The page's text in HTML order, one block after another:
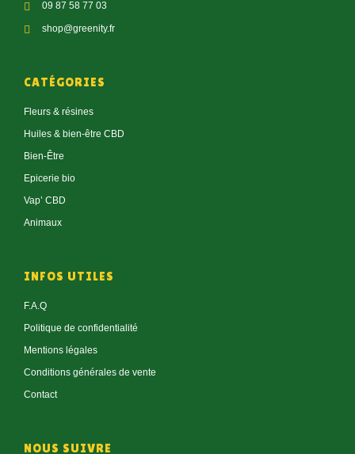
09 87 58 77 03
shop@greenity.fr
CATÉGORIES
Fleurs & résines
Huiles & bien-être CBD
Bien-Être
Epicerie bio
Vap’ CBD
Animaux
INFOS UTILES
F.A.Q
Politique de confidentialité
Mentions légales
Conditions générales de vente
Contact
NOUS SUIVRE